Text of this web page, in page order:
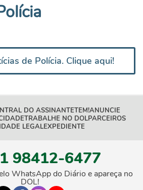
de Polícia. Clique aqui!
DO ASSINANTETEM!ANUNCIE
TRABALHE NO DOLPARCEIROS
LEGALEXPEDIENTE
98412-6477
WhatsApp do Diário e apareça no
DOL!